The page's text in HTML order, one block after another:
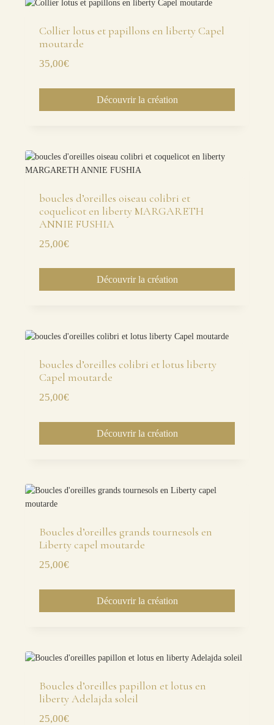
Collier lotus et papillons en liberty Capel
moutarde
35,00€
Découvrir la création
boucles d’oreilles oiseau colibri et
coquelicot en liberty MARGARETH
ANNIE FUSHIA
25,00€
Découvrir la création
boucles d’oreilles colibri et lotus liberty
Capel moutarde
25,00€
Découvrir la création
Boucles d’oreilles grands tournesols en
Liberty capel moutarde
25,00€
Découvrir la création
Boucles d’oreilles papillon et lotus en
liberty Adelajda soleil
25,00€